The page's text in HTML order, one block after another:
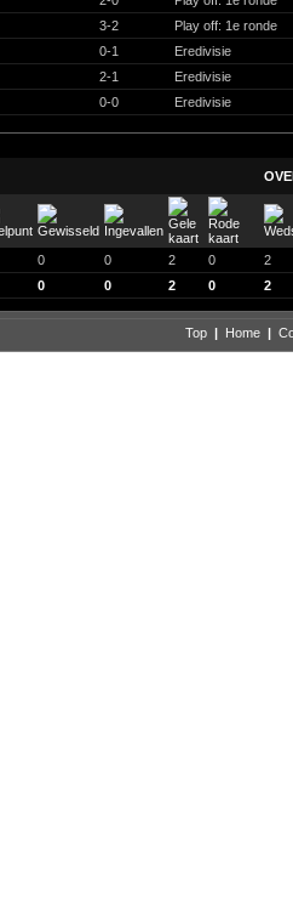
3-2
Play off: 1e ronde
0-1
Eredivisie
2-1
Eredivisie
0-0 Eredivisie
0 0 2 0
2
0 0 2 0 2
Top | Home |